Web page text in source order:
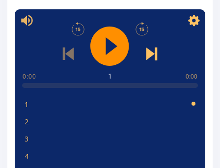
1
0:00 0:00
1
2
3
4